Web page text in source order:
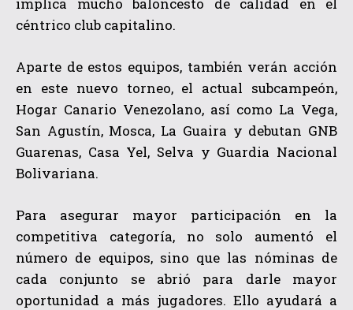
céntrico club capitalino.
Aparte de estos equipos, también verán acción
en este nuevo torneo, el actual subcampeón,
Hogar Canario Venezolano, así como La Vega,
San Agustín, Mosca, La Guaira y debutan GNB
Guarenas, Casa Yel, Selva y Guardia Nacional
Bolivariana.
Para asegurar mayor participación en la
competitiva categoría, no solo aumentó el
número de equipos, sino que las nóminas de
cada conjunto se abrió para darle mayor
oportunidad a más jugadores. Ello ayudará a